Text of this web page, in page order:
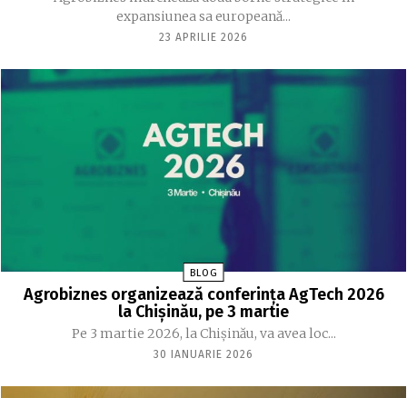
expansiunea sa europeană...
23 APRILIE 2026
BLOG
Agrobiznes organizează conferința AgTech 2026
la Chișinău, pe 3 martie
Pe 3 martie 2026, la Chișinău, va avea loc...
30 IANUARIE 2026